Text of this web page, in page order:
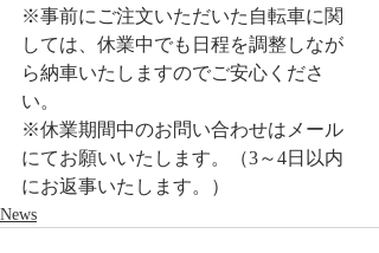
※事前にご注文いただいた自転車に関
しては、休業中でも日程を調整しなが
ら納車いたしますのでご安心くださ
い。
※休業期間中のお問い合わせはメール
にてお願いいたします。（3～4日以内
にお返事いたします。）
News